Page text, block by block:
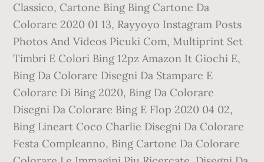
Classico, Cartone Bing Bing Cartone Da
Colorare 2020 01 13, Rayyoyo Instagram Posts
Photos And Videos Picuki Com, Multiprint Set
Timbri E Colori Bing 12pz Amazon It Giochi E,
Bing Da Colorare Disegni Da Stampare E
Colorare Di Bing 2020, Bing Da Colorare
Disegni Da Colorare Bing E Flop 2020 04 02,
Bing Lineart Coco Charlie Disegni Da Colorare
Festa Compleanno, Bing Cartone Da Colorare